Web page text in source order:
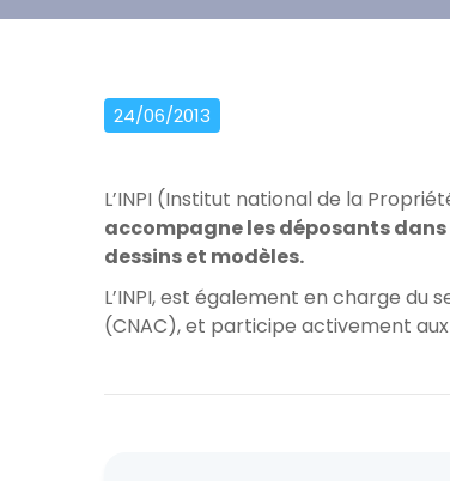
24/06/2013
L’INPI (Institut national de la
accompagne les déposants
dessins et modèles.
L’INPI, est également en charge
(CNAC), et participe activement